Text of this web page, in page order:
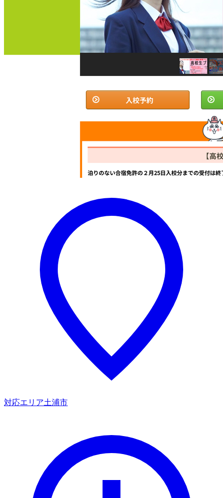
対応エリア土浦市